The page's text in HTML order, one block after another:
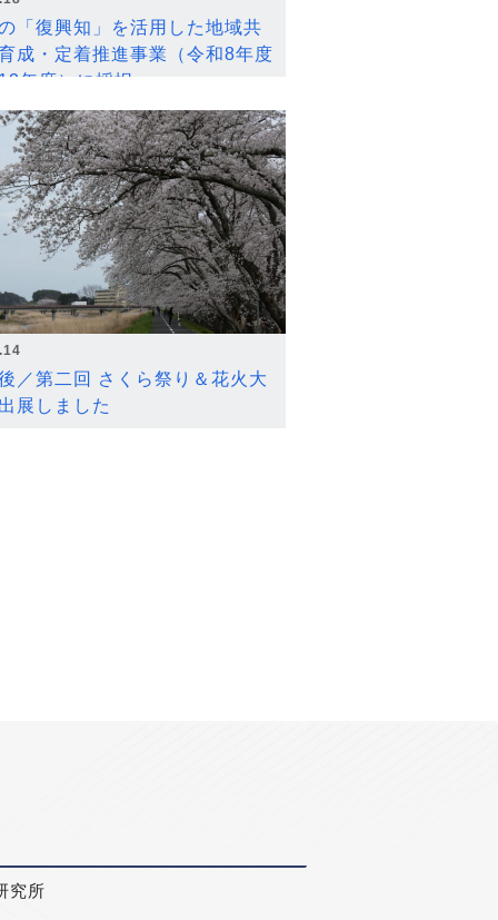
「復興知」を活用した地域共
成・定着推進事業（令和8年度
年度）に採択
／第二回 さくら祭り＆花火大
展しました
究所